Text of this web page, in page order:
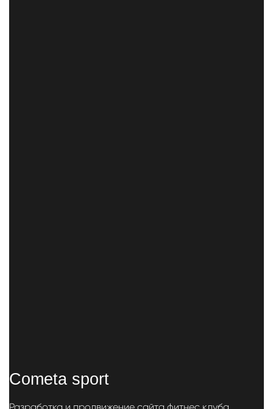
Cometa sport
Разработка и продвижение сайта фитнес клуба